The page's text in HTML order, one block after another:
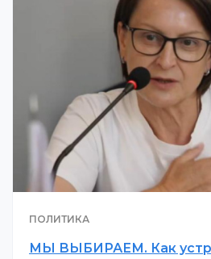
ПОЛИТИКА
МЫ ВЫБИРАЕМ. Как